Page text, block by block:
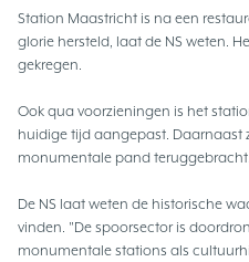
Station Maastricht is na een
glorie hersteld, laat de NS weten.
gekregen.
Ook qua voorzieningen is het
huidige tijd aangepast. Daarnaast
monumentale pand teruggebracht.
De NS laat weten de historische
vinden. "De spoorsector is
monumentale stations als